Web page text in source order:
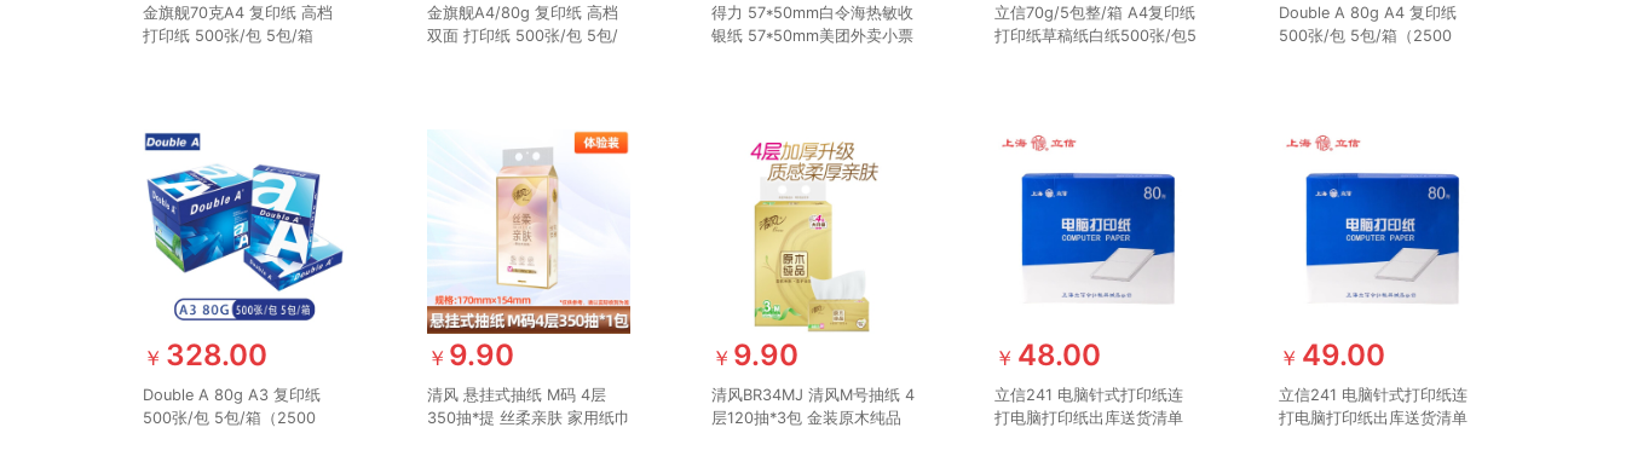
金旗舰70克A4 复印纸 高档
打印纸 500张/包 5包/箱
金旗舰A4/80g 复印纸 高档
双面 打印纸 500张/包 5包/
得力 57*50mm白令海热敏收
银纸 57*50mm美团外卖小票
立信70g/5包整/箱 A4复印纸
打印纸草稿纸白纸500张/包5
Double A 80g A4 复印纸
500张/包 5包/箱（2500
￥ 328.00
Double A 80g A3 复印纸
500张/包 5包/箱（2500
￥ 9.90
清风 悬挂式抽纸 M码 4层
350抽*提 丝柔亲肤 家用纸巾
￥ 9.90
清风BR34MJ 清风M号抽纸 4
层120抽*3包 金装原木纯品
￥ 48.00
立信241 电脑针式打印纸连
打电脑打印纸出库送货清单
￥ 49.00
立信241 电脑针式打印纸连
打电脑打印纸出库送货清单